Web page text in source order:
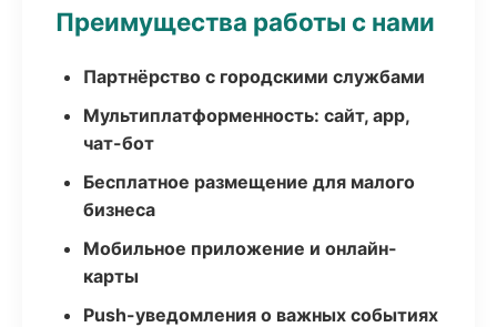
Преимущества работы с нами
Партнёрство с городскими службами
Мультиплатформенность: сайт, app,
чат-бот
Бесплатное размещение для малого
бизнеса
Мобильное приложение и онлайн-
карты
Push-уведомления о важных событиях